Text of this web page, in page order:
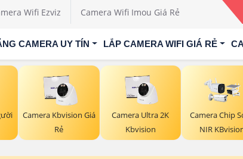
Wifi Ezviz Camera Wifi Imou Giá Rẻ
CAMERA UY TÍN LẮP CAMERA WIFI GIÁ RẺ
Camera Kbvision Giá
Rẻ
Camera Ultra 2K
Kbvision
Camera Chip
NIR